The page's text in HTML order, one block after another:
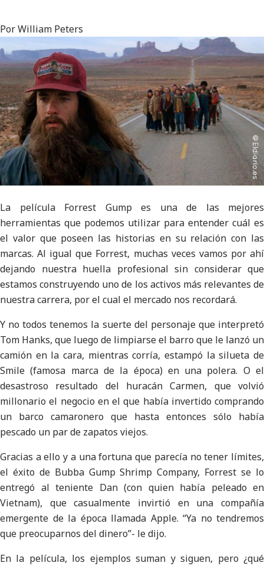
Por William Peters
La película Forrest Gump es una de las mejores
herramientas que podemos utilizar para entender cuál es
el valor que poseen las historias en su relación con las
marcas. Al igual que Forrest, muchas veces vamos por ahí
dejando nuestra huella profesional sin considerar que
estamos construyendo uno de los activos más relevantes de
nuestra carrera, por el cual el mercado nos recordará.
Y no todos tenemos la suerte del personaje que interpretó
Tom Hanks, que luego de limpiarse el barro que le lanzó un
camión en la cara, mientras corría, estampó la silueta de
Smile (famosa marca de la época) en una polera. O el
desastroso resultado del huracán Carmen, que volvió
millonario el negocio en el que había invertido comprando
un barco camaronero que hasta entonces sólo había
pescado un par de zapatos viejos.
Gracias a ello y a una fortuna que parecía no tener límites,
el éxito de Bubba Gump Shrimp Company, Forrest se lo
entregó al teniente Dan (con quien había peleado en
Vietnam), que casualmente invirtió en una compañía
emergente de la época llamada Apple. “Ya no tendremos
que preocuparnos del dinero”- le dijo.
En la película, los ejemplos suman y siguen, pero ¿qué